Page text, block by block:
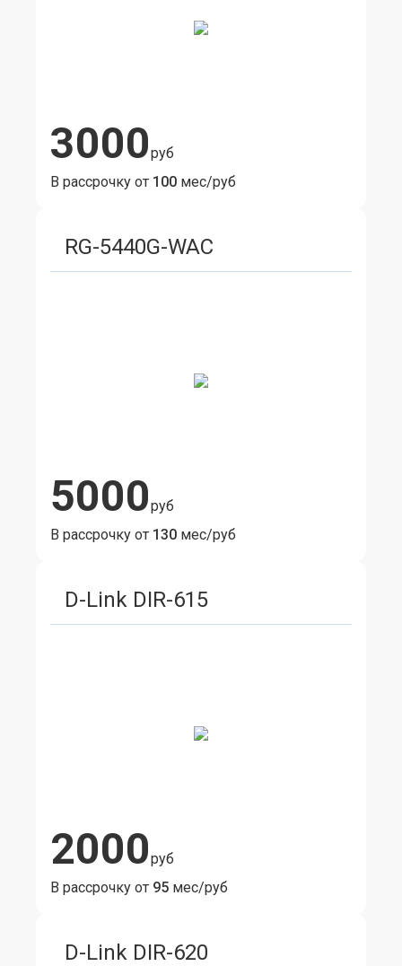
3000руб
В рассрочку от 100 мес/руб
RG-5440G-WAC
5000руб
В рассрочку от 130 мес/руб
D-Link DIR-615
2000руб
В рассрочку от 95 мес/руб
D-Link DIR-620